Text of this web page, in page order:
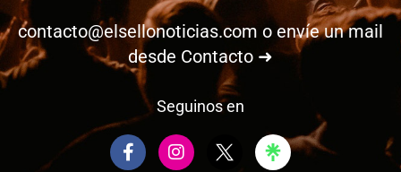
contacto@elsellonoticias.com o envíe un mail
desde Contacto ➜
Seguinos en
F
a
I
n